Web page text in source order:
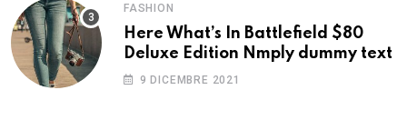
FASHION
Here What’s In Battlefield $80
Deluxe Edition Nmply dummy text
9 DICEMBRE 2021